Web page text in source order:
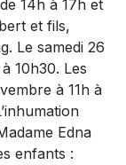
14h à 17h et
et fils,
Le samedi 26
10h30. Les
à 11h à
Edna
enfants :